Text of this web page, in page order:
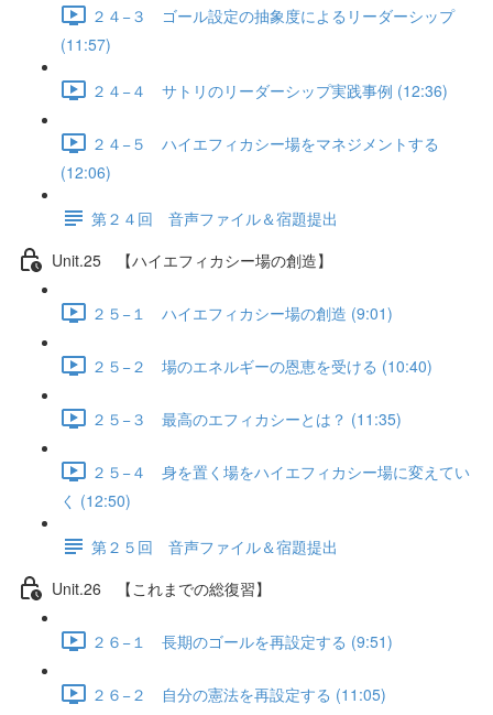
２４−３ ゴール設定の抽象度によるリーダーシップ
(11:57)
２４−４ サトリのリーダーシップ実践事例 (12:36)
２４−５ ハイエフィカシー場をマネジメントする
(12:06)
第２４回 音声ファイル＆宿題提出
Unit.25 【ハイエフィカシー場の創造】
２５−１ ハイエフィカシー場の創造 (9:01)
２５−２ 場のエネルギーの恩恵を受ける (10:40)
２５−３ 最高のエフィカシーとは？ (11:35)
２５−４ 身を置く場をハイエフィカシー場に変えてい
く (12:50)
第２５回 音声ファイル＆宿題提出
Unit.26 【これまでの総復習】
２６−１ 長期のゴールを再設定する (9:51)
２６−２ 自分の憲法を再設定する (11:05)